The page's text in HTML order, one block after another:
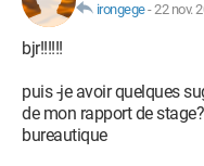
irongege-22 nov.
bjr!!!!!!
puis -je avoir quelques
de mon rapport de
bureautique